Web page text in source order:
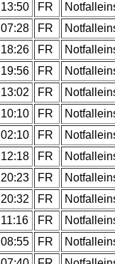
13:50 FR
07:28 FR
18:26 FR
19:56 FR
13:02 FR
10:10 FR
02:10 FR
12:18 FR
20:23 FR
20:32 FR
11:16 FR
08:55 FR